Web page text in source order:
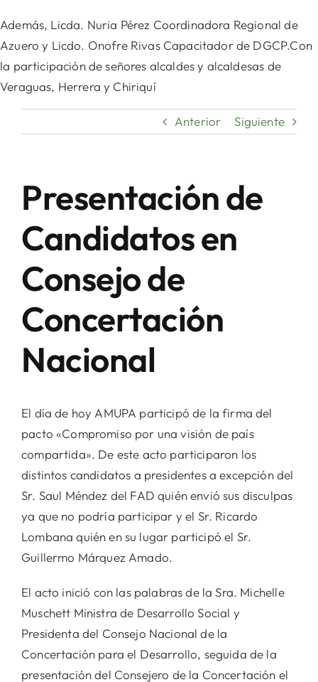
Además, Licda. Nuria Pérez Coordinadora Regional de
Azuero y Licdo. Onofre Rivas Capacitador de DGCP.Con
la participación de señores alcaldes y alcaldesas de
Veraguas, Herrera y Chiriquí
Anterior Siguiente
Presentación de
Candidatos en
Consejo de
Concertación
Nacional
El día de hoy AMUPA participó de la firma del
pacto «Compromiso por una visión de país
compartida». De este acto participaron los
distintos candidatos a presidentes a excepción del
Sr. Saul Méndez del FAD quién envió sus disculpas
ya que no podría participar y el Sr. Ricardo
Lombana quién en su lugar participó el Sr.
Guillermo Márquez Amado.
El acto inició con las palabras de la Sra. Michelle
Muschett Ministra de Desarrollo Social y
Presidenta del Consejo Nacional de la
Concertación para el Desarrollo, seguida de la
presentación del Consejero de la Concertación el